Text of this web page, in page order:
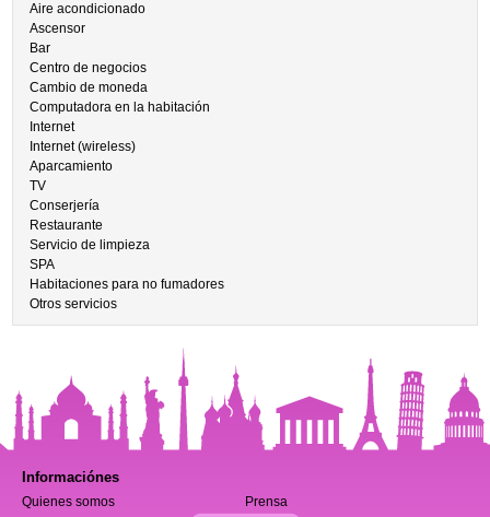
Aire acondicionado
Ascensor
Bar
Centro de negocios
Cambio de moneda
Computadora en la habitación
Internet
Internet (wireless)
Aparcamiento
TV
Conserjería
Restaurante
Servicio de limpieza
SPA
Habitaciones para no fumadores
Otros servicios
Informaciónes
Quienes somos
Prensa